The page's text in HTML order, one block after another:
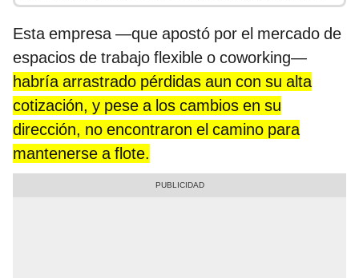
Esta empresa —que apostó por el mercado de
espacios de trabajo flexible o coworking—
habría arrastrado pérdidas aun con su alta
cotización, y pese a los cambios en su
dirección, no encontraron el camino para
mantenerse a flote.